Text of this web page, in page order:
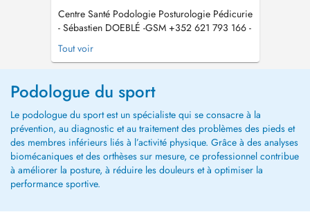
Centre Santé Podologie Posturologie Pédicurie
- Sébastien DOEBLÉ -GSM +352 621 793 166 -
vous accueille sur RDV enfants, adolescents,
adultes, seniors, sportifs dans son cabinet.
règlement s'effectue exclusivement en espèces.
Information compl...
Tout voir
Podologue du sport
Le podologue du sport est un spécialiste qui se consacre à la
prévention, au diagnostic et au traitement des problèmes des pieds et
des membres inférieurs liés à l’activité physique. Grâce à des analyses
biomécaniques et des orthèses sur mesure, ce professionnel contribue
à améliorer la posture, à réduire les douleurs et à optimiser la
performance sportive.